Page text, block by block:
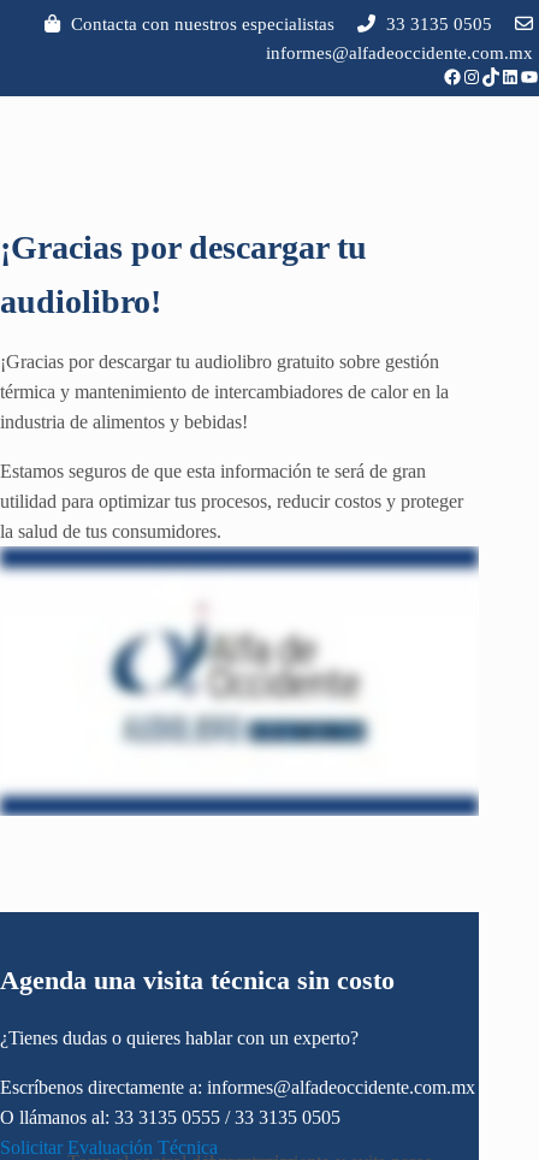
Saltar al contenido principal
Skip to header right navigation
Skip to site footer
Contacta con nuestros especialistas
33 3135 0505
informes@alfadeoccidente.com.mx
Facebook
Instagram
TikTok
¡Gracias por descargar tu
audiolibro!
¡Gracias por descargar tu audiolibro gratuito sobre gestión
térmica y mantenimiento de intercambiadores de calor en la
industria de alimentos y bebidas!
Estamos seguros de que esta información te será de gran
utilidad para optimizar tus procesos, reducir costos y proteger
la salud de tus consumidores.
Agenda una visita técnica sin costo
¿Tienes dudas o quieres hablar con un experto?
Escríbenos directamente a: informes@alfadeoccidente.com.mx
O llámanos al: 33 3135 0555 / 33 3135 0505
Solicitar Evaluación Técnica